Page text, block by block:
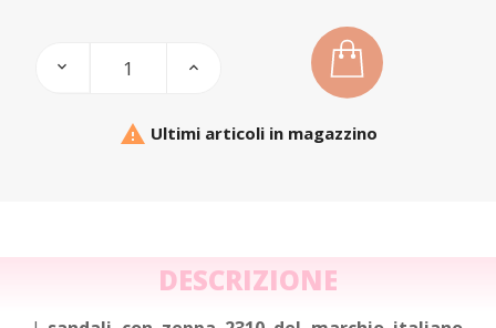
 Ultimi articoli in magazzino
DESCRIZIONE